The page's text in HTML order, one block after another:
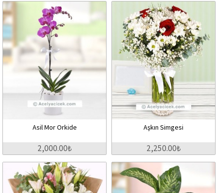
Asil Mor Orkide
2,000.00₺
Aşkın Simgesi
2,250.00₺